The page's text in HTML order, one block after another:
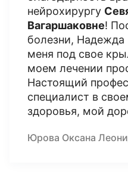
нейрохирургу
Вагаршаковне!
болезни, Надежда
меня под свое
моем лечении
Настоящий
специалист в
здоровья, мой
Юрова Оксана